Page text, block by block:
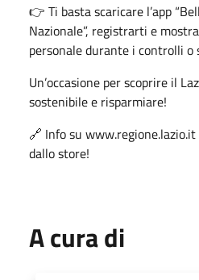
👉 Ti basta scaricare l’app
Nazionale”, registrarti e
personale durante i controlli
Un’occasione per scoprire il
sostenibile e risparmiare!
🔗 Info su www.regione.lazio.it
dallo store!
A cura di